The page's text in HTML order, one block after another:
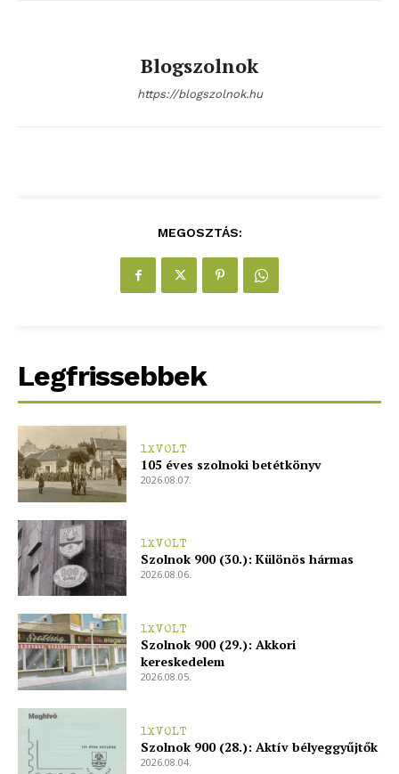
ELŐFIZETÉS
Hasznos
bSZ fiók
Előfizetés
Kapcsolat
Adatkezelési tájékoztató
Hirdetés
Blogszolnok
https://blogszolnok.hu
MEGOSZTÁS:
Legfrissebbek
1XVOLT
105 éves szolnoki betétkönyv
2026.08.07.
1XVOLT
Szolnok 900 (30.): Különös hármas
2026.08.06.
1XVOLT
Szolnok 900 (29.): Akkori
kereskedelem
2026.08.05.
1XVOLT
Szolnok 900 (28.): Aktív bélyeggyűjtők
2026.08.04.